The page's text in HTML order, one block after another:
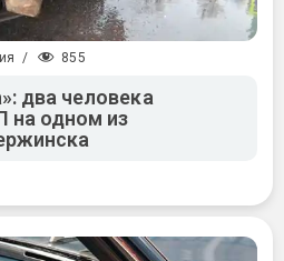
/ 855
два человека
на одном из